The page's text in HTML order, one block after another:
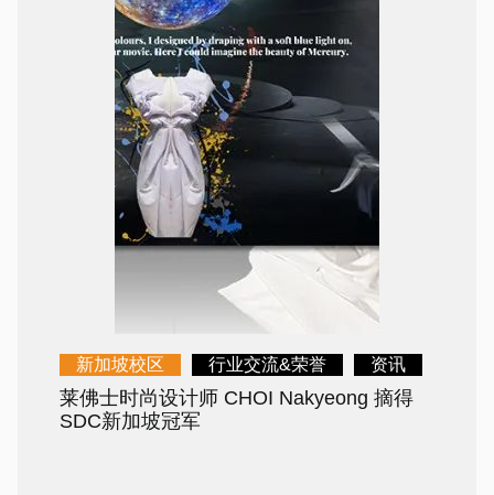
新加坡校区 行业交流&荣誉 资讯
莱佛士时尚设计师 CHOI Nakyeong 摘得
SDC新加坡冠军